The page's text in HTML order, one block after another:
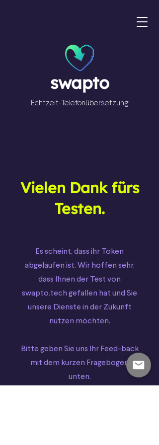
swapto
Echtzeit-Telefonübersetzung
Vielen Dank fürs
Testen.
Es scheint, dass ihr Token
abgelaufen ist. Wir hoffen sehr,
dass Ihnen der Test von
swapto.tech gefallen hat und Sie
unsere Dienste in der Zukunft
nutzen möchten.
Bitte geben Sie uns Ihr Feed-back
mit dem kurzen Fragebogen
unten.